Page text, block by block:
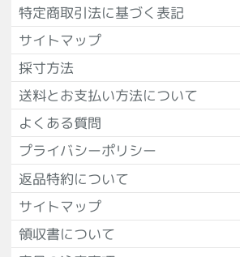
特定商取引法に基づく表記
サイトマップ
採寸方法
送料とお支払い方法について
よくある質問
プライバシーポリシー
返品特約について
サイトマップ
領収書について